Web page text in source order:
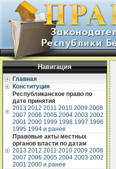
Навигация
Главная
Конституция
Республиканское право по
дате принятия
2013 2012 2011 2010 2009 2008
2007 2006 2005 2004 2003 2002
2001 2000 1999 1998 1997 1996
1995 1994 и ранее
Правовые акты местных
органов власти по датам
2013 2012 2011 2010 2009 2008
2007 2006 2005 2004 2003 2002
2001 2000 и ранее